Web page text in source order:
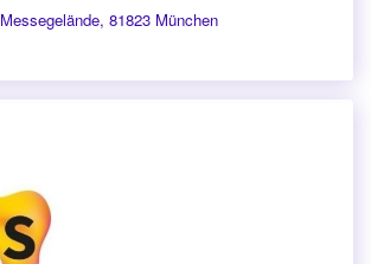
Messegelände, 81823 München